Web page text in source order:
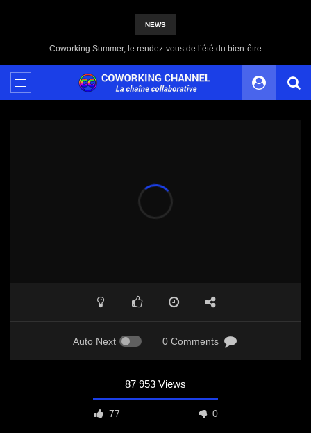
NEWS
Partagez votre histoire, votre témoignage
Auto Next 0 Comments
87 953 Views
77 0